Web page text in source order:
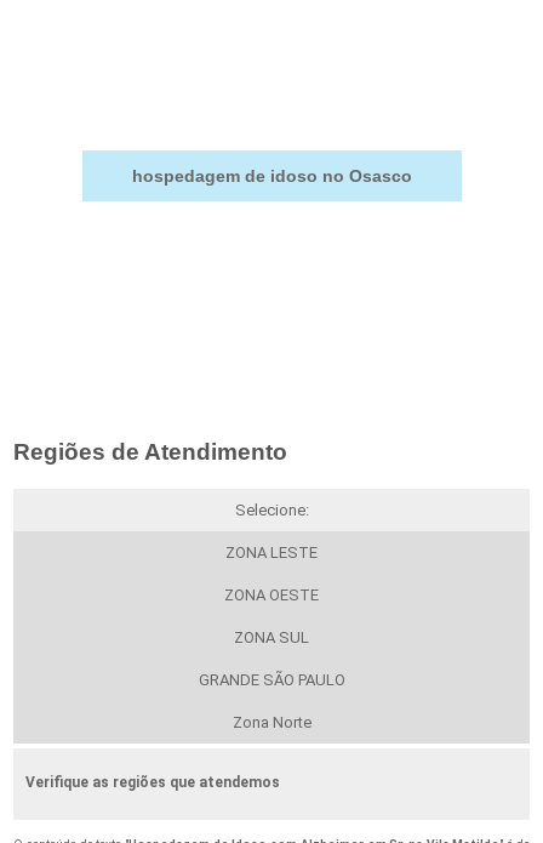
hospedagem de idoso no Osasco
Regiões de Atendimento
Selecione:
ZONA LESTE
ZONA OESTE
ZONA SUL
GRANDE SÃO PAULO
Zona Norte
Verifique as regiões que atendemos